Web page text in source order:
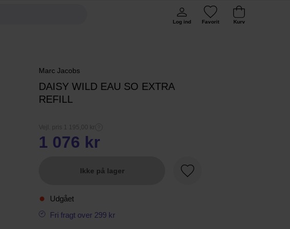
Log ind Favorit Kurv
Marc Jacobs
DAISY WILD EAU SO EXTRA
REFILL
Vejl. pris 1 195,00 kr
1 076 kr
Ikke på lager
Favorit
Udgået
Fri fragt over 299 kr